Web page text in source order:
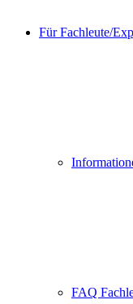
Für Fachleute/
FAQ